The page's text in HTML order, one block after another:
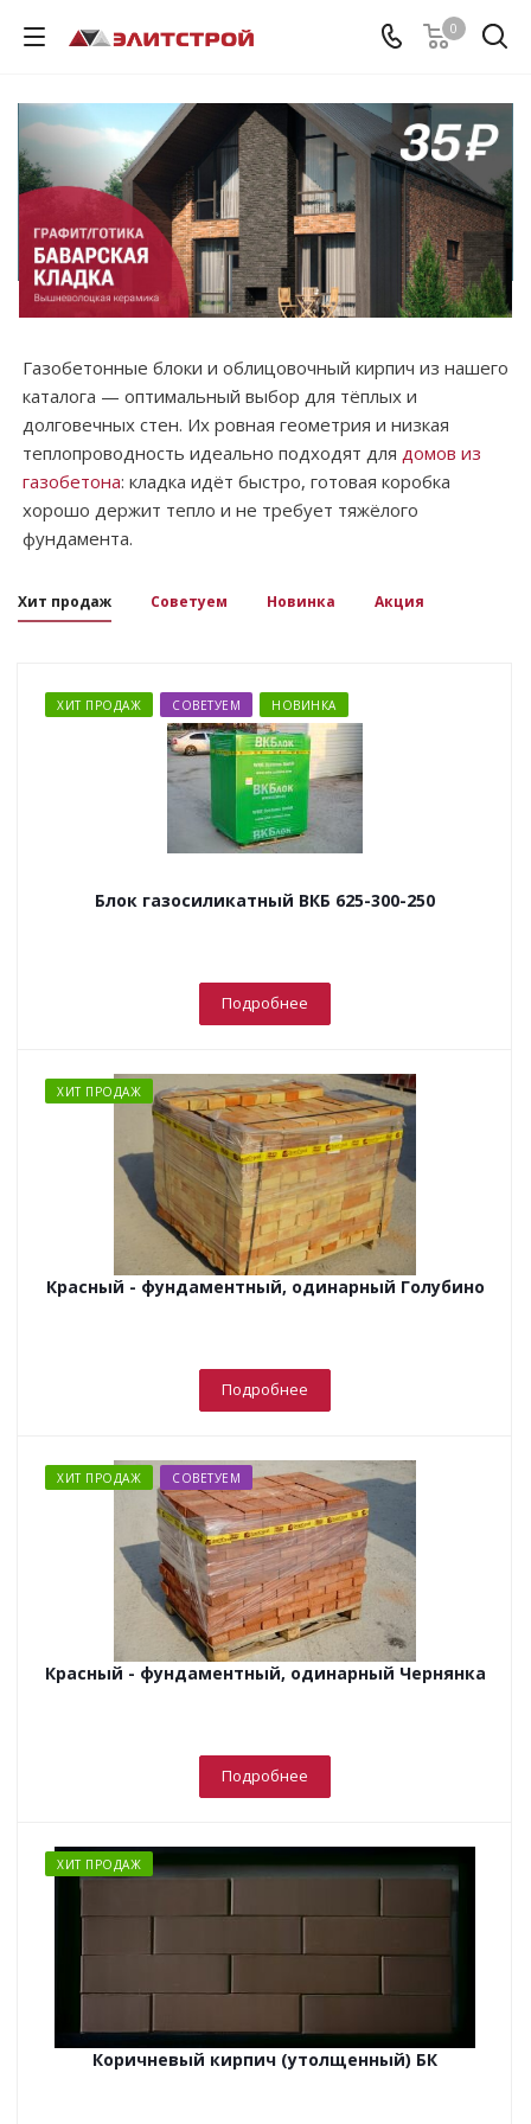
0
Газобетонные блоки и облицовочный кирпич из нашего
каталога — оптимальный выбор для тёплых и
долговечных стен. Их ровная геометрия и низкая
теплопроводность идеально подходят для домов из
газобетона: кладка идёт быстро, готовая коробка
хорошо держит тепло и не требует тяжёлого
фундамента.
Хит продаж Советуем Новинка Акция
ХИТ ПРОДАЖ СОВЕТУЕМ НОВИНКА
Блок газосиликатный ВКБ 625-300-250
Подробнее
ХИТ ПРОДАЖ
Красный - фундаментный, одинарный Голубино
Подробнее
ХИТ ПРОДАЖ СОВЕТУЕМ
Красный - фундаментный, одинарный Чернянка
Подробнее
ХИТ ПРОДАЖ
Коричневый кирпич (утолщенный) БК